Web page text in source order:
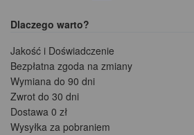
Dlaczego warto?
Jakość i Doświadczenie
Bezpłatna zgoda na zmiany
Wymiana do 90 dni
Zwrot do 30 dni
Dostawa 0 zł
Wysyłka za pobraniem